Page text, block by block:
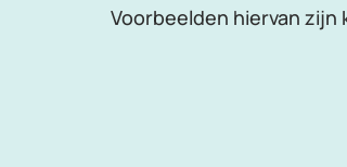
Voorbeelden hiervan zijn